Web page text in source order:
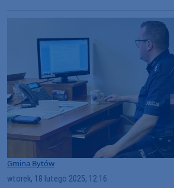
Gmina Bytów
wtorek, 18 lutego 2025, 12:16